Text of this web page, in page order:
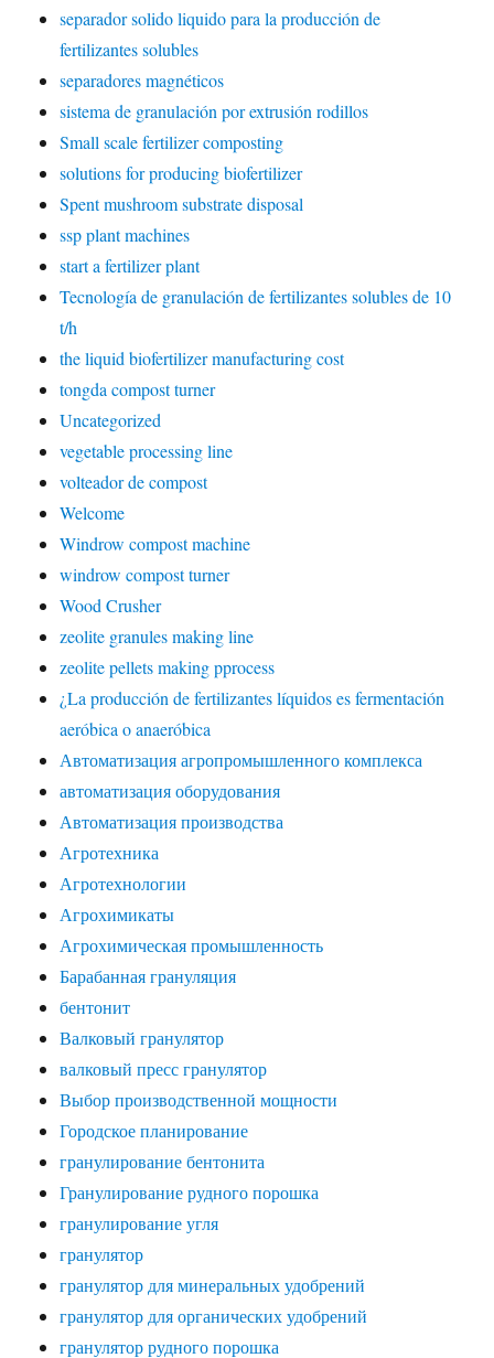
separador solido liquido para la producción de
fertilizantes solubles
separadores magnéticos
sistema de granulación por extrusión rodillos
Small scale fertilizer composting
solutions for producing biofertilizer
Spent mushroom substrate disposal
ssp plant machines
start a fertilizer plant
Tecnología de granulación de fertilizantes solubles de 10
t/h
the liquid biofertilizer manufacturing cost
tongda compost turner
Uncategorized
vegetable processing line
volteador de compost
Welcome
Windrow compost machine
windrow compost turner
Wood Crusher
zeolite granules making line
zeolite pellets making pprocess
¿La producción de fertilizantes líquidos es fermentación
aeróbica o anaeróbica
Автоматизация агропромышленного комплекса
автоматизация оборудования
Автоматизация производства
Агротехника
Агротехнологии
Агрохимикаты
Агрохимическая промышленность
Барабанная грануляция
бентонит
Валковый гранулятор
валковый пресс гранулятор
Выбор производственной мощности
Городское планирование
гранулирование бентонита
Гранулирование рудного порошка
гранулирование угля
гранулятор
гранулятор для минеральных удобрений
гранулятор для органических удобрений
гранулятор рудного порошка